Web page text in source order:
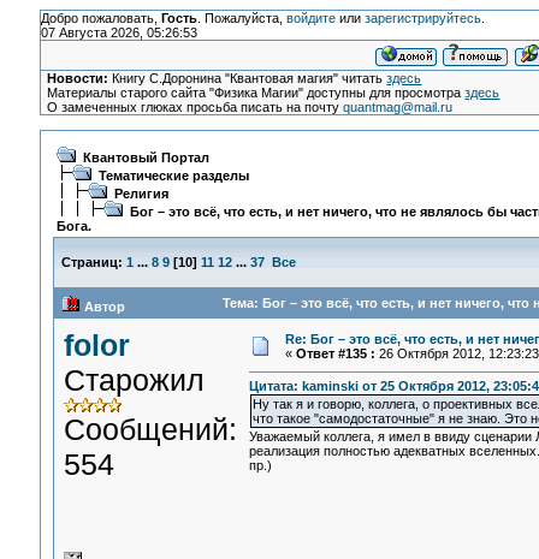
Добро пожаловать, Гость. Пожалуйста, войдитеили зарегистрируйтесь.
07 Августа 2026, 05:26:53
Новости: Книгу С.Доронина "Квантовая магия" читатьздесь
Материалы старого сайта "Физика Магии" доступны для просмотраздесь
О замеченных глюках просьба писать на почтуquantmag@mail.ru
Квантовый Портал
Тематические разделы
Религия
Бог – это всё, что есть, и нет ничего, что не являлось бы
Бога.
Страниц: 1 ... 8 9[10] 11 12 ... 37 Все
Автор Тема: Бог – это всё, что есть, и нет ничего,
folor
Старожил
Сообщений:
554
Re: Бог – это всё, что есть, и нет
« Ответ #135 : 26 Октября 2012,
Цитата: kaminski от 25 Октября 2012,
Ну так я и говорю, коллега, о проективных
что такое "самодостаточные" я не знаю. Это
Уважаемый коллега, я имел в ввиду сценарии
реализация полностью адекватных
пр.)